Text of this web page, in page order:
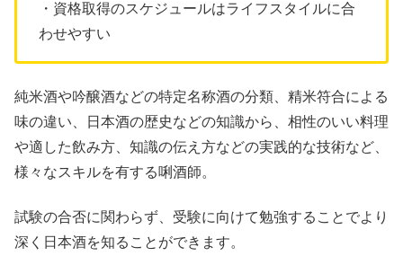
・資格取得のスケジュールはライフスタイルに合
わせやすい
純米酒や吟醸酒などの特定名称酒の分類、精米符合による
味の違い、日本酒の歴史などの知識から、相性のいい料理
や適した飲み方、知識の伝え方などの実践的な技術など、
様々なスキルを有する唎酒師。
試験の合否に関わらず、受験に向けて勉強することでより
深く日本酒を知ることができます。